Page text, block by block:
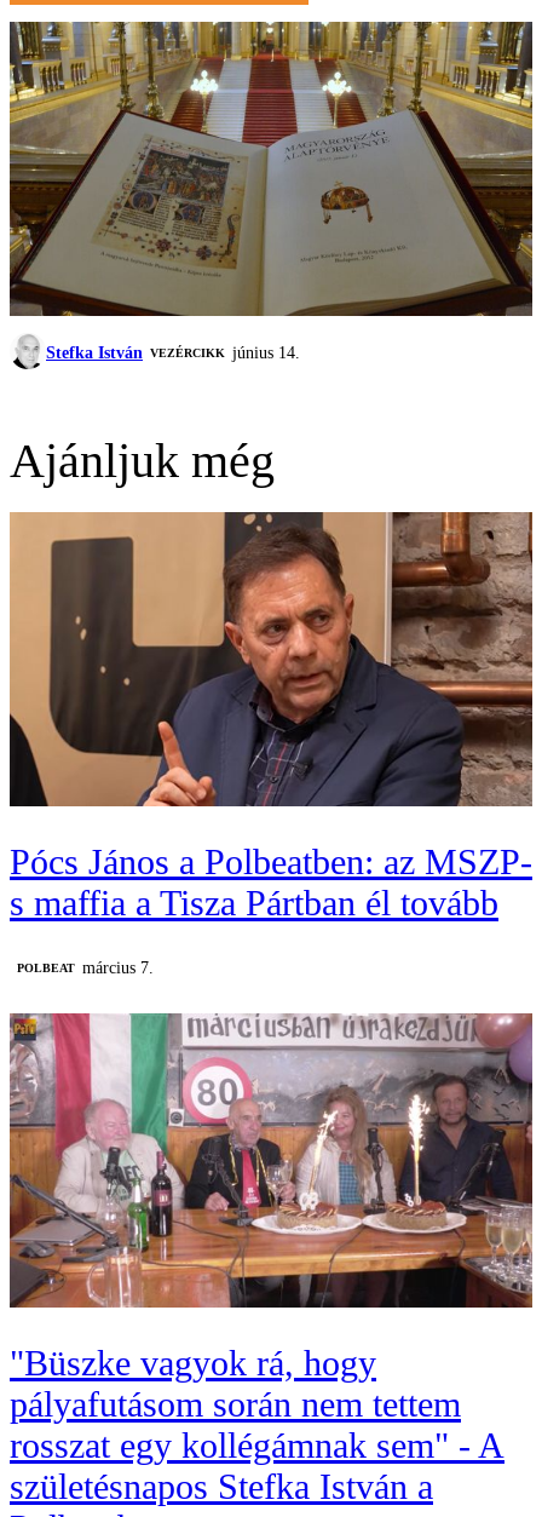
Stefka István VEZÉRCIKK június 14.
Ajánljuk még
Pócs János a Polbeatben: az MSZP-
s maffia a Tisza Pártban él tovább
‎POLBEAT március 7.
"Büszke vagyok rá, hogy
pályafutásom során nem tettem
rosszat egy kollégámnak sem" - A
születésnapos Stefka István a